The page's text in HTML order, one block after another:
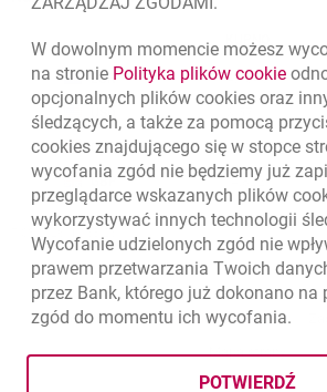
Kursy wymiany walut. Data aktualizacji:
WALUTA KUPNO
EUR 4.1346
USD
CHF 4.4312
GBP 4.822
7.08.2026, 12:53:25
Ochrona danychotwiera się w nowej karcie
Ustawieniacookies
Mapa strony
W dowolnym momencie możesz
na stronie Polityka plików cookie link
opcjonalnych plików cookies oraz
śledzących, a także za pomocą
cookies znajdującego się w stopce
wycofania zgód nie będziemy już
przeglądarce wskazanych plików
wykorzystywać innych technologii
Wycofanie udzielonych zgód nie
prawem przetwarzania Twoich
przez Bank, którego już dokonano na
zgód do momentu ich wycofania.
POTWIERDŹ